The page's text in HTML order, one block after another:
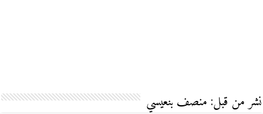
نشر من قبل: منصف بنعيسي